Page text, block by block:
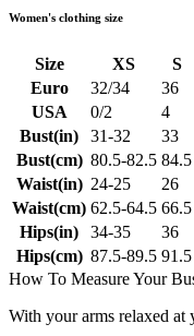
Women's clothing size
Size XS S
Euro
32/34 36
USA
0/2 4
Bust(in)
31-32 33
Bust(cm) 80.5-82.5 84.5
Waist(in) 24-25 26
Waist(cm) 62.5-64.5 66.5
Hips(in)
34-35 36
Hips(cm) 87.5-89.5 91.5
How To Measure Your
With your arms relaxed at